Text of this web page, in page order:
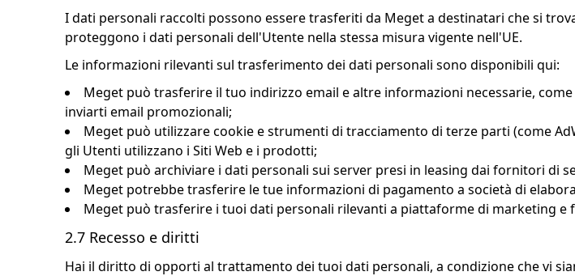
I dati personali raccolti possono essere trasferiti da Meget a destinatari che si
proteggono i dati personali dell'Utente nella stessa misura vigente nell'UE.
Le informazioni rilevanti sul trasferimento dei dati personali sono disponibili qui:
Meget può trasferire il tuo indirizzo email e altre informazioni necessarie,
inviarti email promozionali;
Meget può utilizzare cookie e strumenti di tracciamento di terze parti (come
gli Utenti utilizzano i Siti Web e i prodotti;
Meget può archiviare i dati personali sui server presi in leasing dai fornitori di
Meget potrebbe trasferire le tue informazioni di pagamento a società di
Meget può trasferire i tuoi dati personali rilevanti a piattaforme di marketing
2.7 Recesso e diritti
Hai il diritto di opporti al trattamento dei tuoi dati personali, a condizione che vi